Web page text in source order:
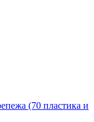
(70 пластика и